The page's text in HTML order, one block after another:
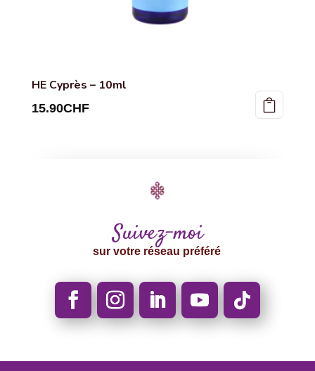
HE Cyprès – 10ml
15.90CHF
Suivez-moi
sur votre réseau préféré